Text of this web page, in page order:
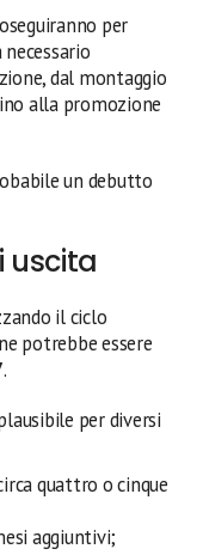
per
dal montaggio
alla promozione
un debutto
uscita
il ciclo
potrebbe essere
.
per diversi
quattro o cinque
aggiuntivi;